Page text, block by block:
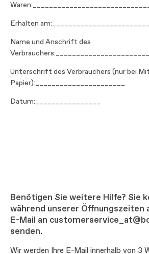
Erhalten
Name und Anschrift des
Unterschrift des Verbrauchers (nur bei
Papier):______________________
Datum:________________
Benötigen Sie weitere Hilfe? Sie
während unserer Öffnungszeiten
E-Mail an
senden.
Wir werden Ihre E-Mail innerhalb von 3